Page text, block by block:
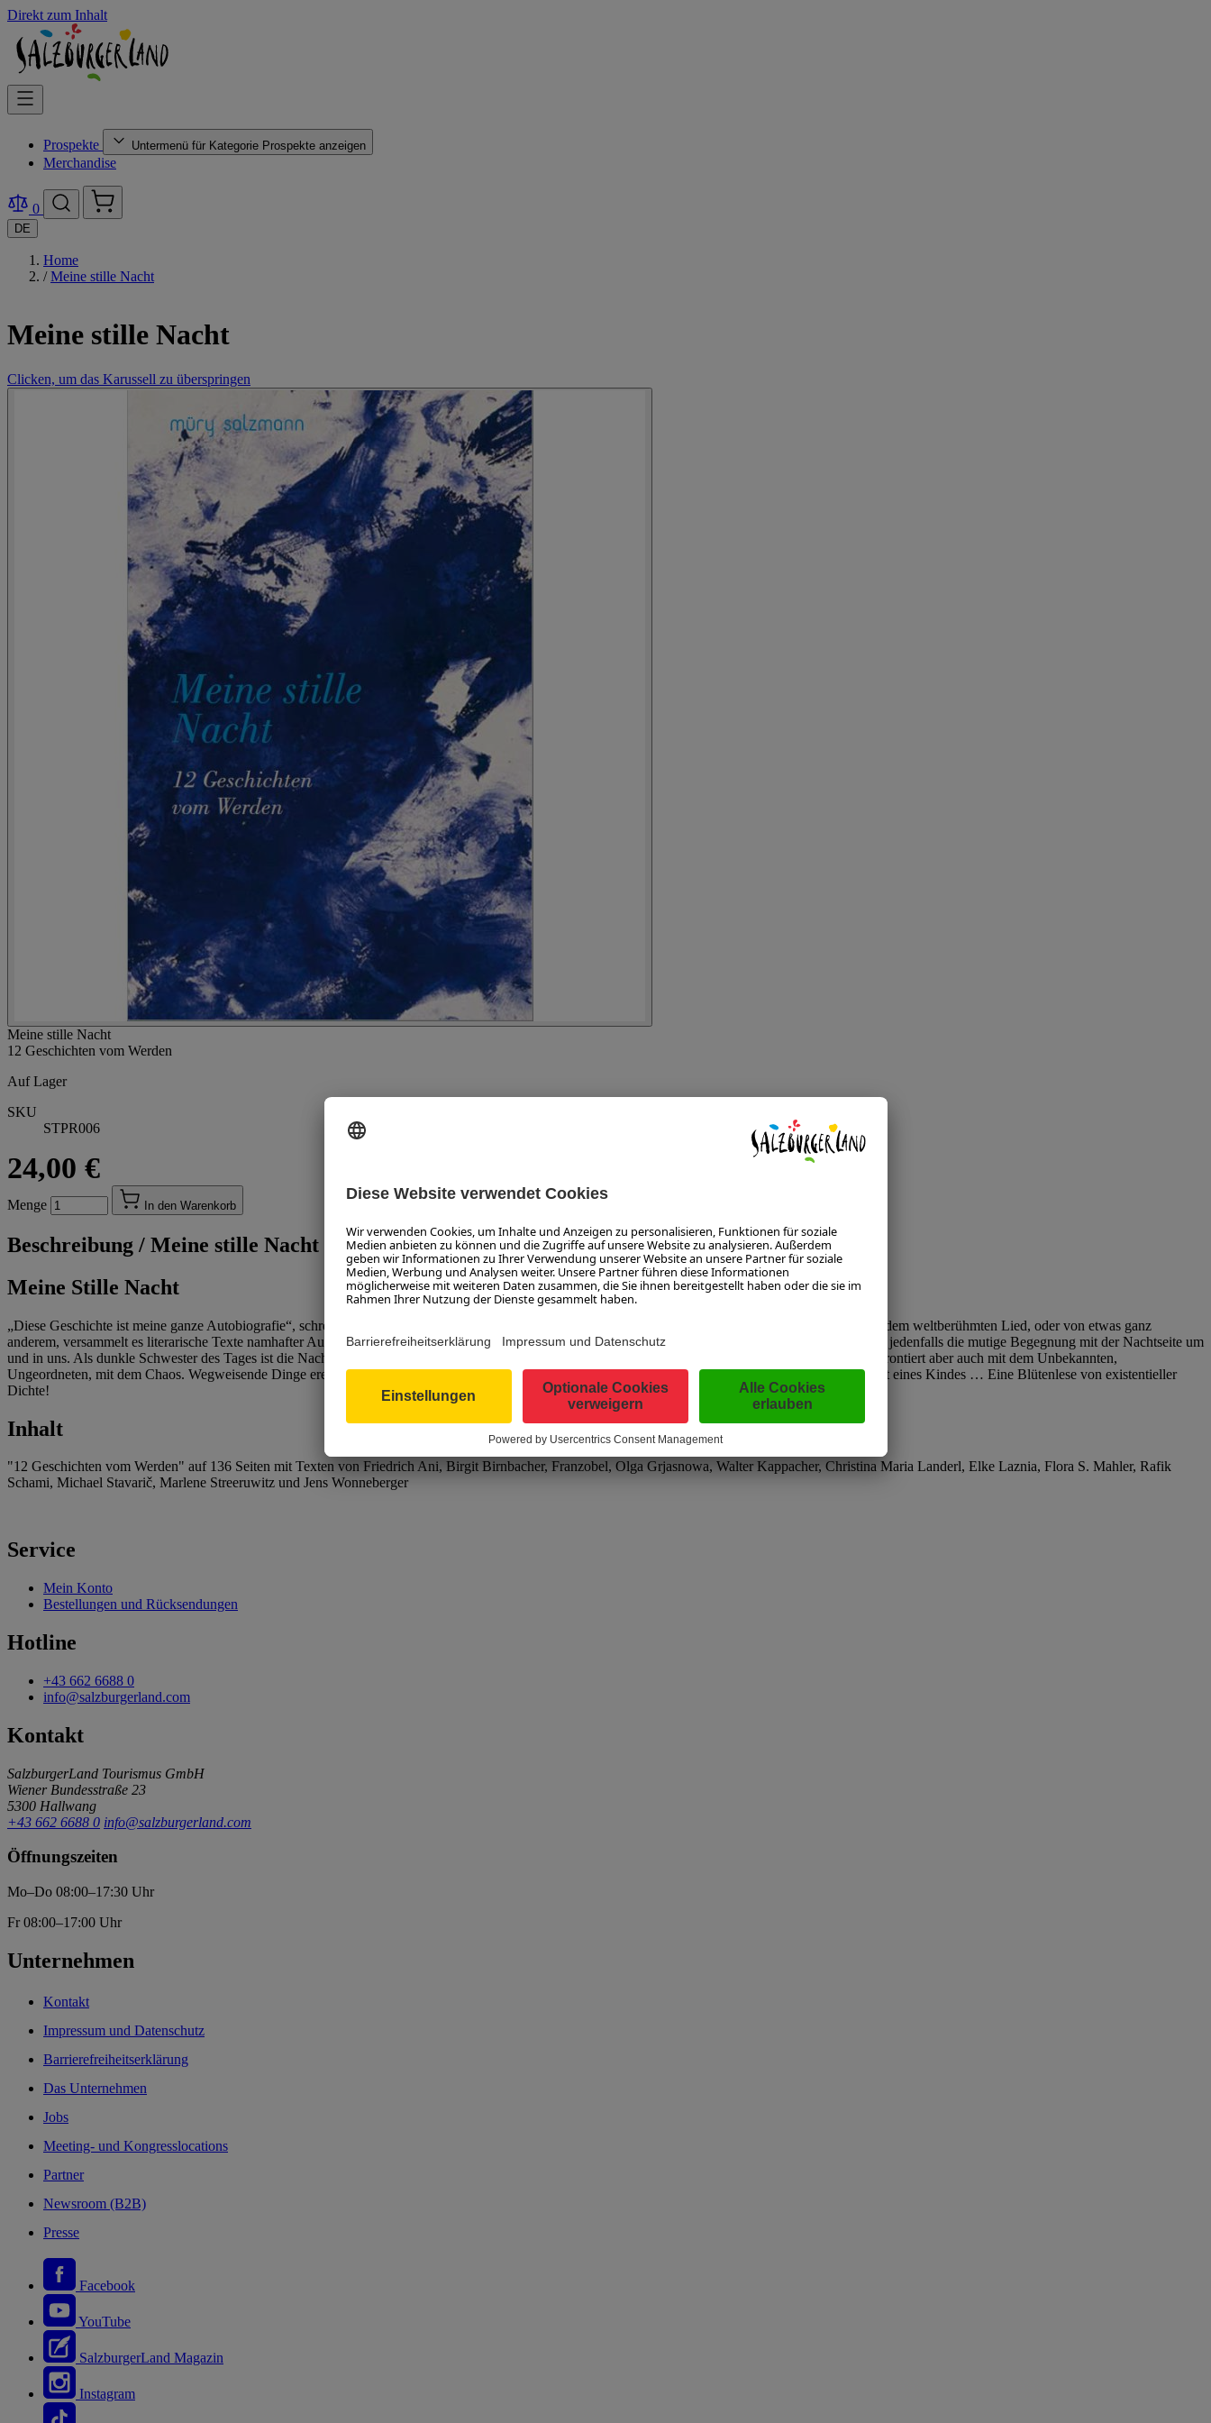
Direkt zum Inhalt
Prospekte Untermenü für Kategorie Prospekte anzeigen
Merchandise
0
DE
Home
/ Meine stille Nacht
Meine stille Nacht
Clicken, um das Karussell zu überspringen
Meine stille Nacht
12 Geschichten vom Werden
Auf Lager
SKU
STPR006
24,00 €
Menge In den Warenkorb
Beschreibung / Meine stille Nacht
Meine Stille Nacht
„Diese Geschichte ist meine ganze Autobiografie“, schreibt Friedrich Ani, und er hat damit getroffen, was der Stimulus dieses Buches ist: Angestoßen von dem weltberühmten Lied, oder von etwas ganz
anderem, versammelt es literarische Texte namhafter Autor*innen, die einen Grenz- und Wendepunkt oder eine zentrale Erfahrung ihres Lebens markieren, jedenfalls die mutige Begegnung mit der Nachtseite um
und in uns. Als dunkle Schwester des Tages ist die Nacht ebenso geheimnisvoll wie unheimlich, faszinierend allemal. Sie lädt zu Ruhe und Erholung, konfrontiert aber auch mit dem Unbekannten,
Ungeordneten, mit dem Chaos. Wegweisende Dinge ereignen sich in „Meine stille Nacht“: die Initiation zur Schriftstellerei, eine Mannwerdung, die Geburt eines Kindes … Eine Blütenlese von existentieller
Dichte!
Inhalt
"12 Geschichten vom Werden" auf 136 Seiten mit Texten von Friedrich Ani, Birgit Birnbacher, Franzobel, Olga Grjasnowa, Walter Kappacher, Christina Maria Landerl, Elke Laznia, Flora S. Mahler, Rafik
Schami, Michael Stavarič, Marlene Streeruwitz und Jens Wonneberger
Service
Mein Konto
Bestellungen und Rücksendungen
Hotline
+43 662 6688 0
info@salzburgerland.com
Kontakt
SalzburgerLand Tourismus GmbH
Wiener Bundesstraße 23
5300 Hallwang
+43 662 6688 0 info@salzburgerland.com
Öffnungszeiten
Mo–Do 08:00–17:30 Uhr
Fr 08:00–17:00 Uhr
Unternehmen
Kontakt
Impressum und Datenschutz
Barrierefreiheitserklärung
Das Unternehmen
Jobs
Meeting- und Kongresslocations
Partner
Newsroom (B2B)
Presse
Facebook
YouTube
SalzburgerLand Magazin
Instagram